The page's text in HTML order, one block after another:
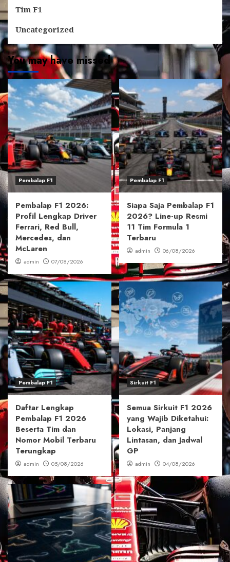
Tim F1
Uncategorized
You may have missed
Pembalap F1
Pembalap F1 2026:
Profil Lengkap Driver
Ferrari, Red Bull,
Mercedes, dan
McLaren
admin 07/08/2026
Pembalap F1
Siapa Saja Pembalap F1
2026? Line-up Resmi
11 Tim Formula 1
Terbaru
admin 06/08/2026
Pembalap F1
Daftar Lengkap
Pembalap F1 2026
Beserta Tim dan
Nomor Mobil Terbaru
Terungkap
admin 05/08/2026
Sirkuit F1
Semua Sirkuit F1 2026
yang Wajib Diketahui:
Lokasi, Panjang
Lintasan, dan Jadwal
GP
admin 04/08/2026